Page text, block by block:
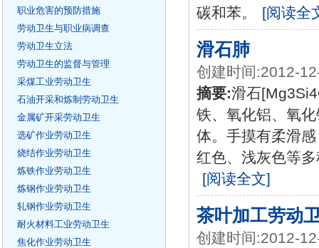
碳和苯。
[阅读全
滑石肺
创建时间:2012-
摘要:滑石
铁、氧化铝、氧
体。手摸有柔滑
红色、浅灰色等
[阅读全文]
茶叶加工劳动
创建时间:2012-
职业危害的预防措施
劳动卫生与职业病调查
劳动卫生立法
劳动卫生的监督与管理
采煤工业劳动卫生
石油开采和炼制劳动卫生
金属矿开采劳动卫生
选矿作业劳动卫生
烧结作业劳动卫生
炼铁作业劳动卫生
炼钢作业劳动卫生
轧钢作业劳动卫生
耐火材料工业劳动卫生
焦化作业劳动卫生